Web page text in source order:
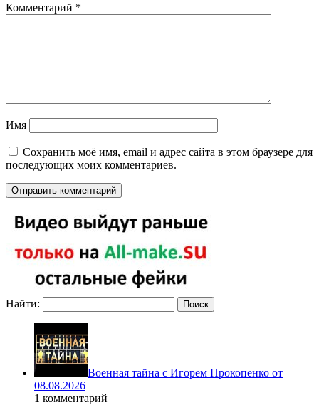
Комментарий *
Имя
Сохранить моё имя, email и адрес сайта в этом браузере для
последующих моих комментариев.
Найти:
Военная тайна с Игорем Прокопенко от
08.08.2026
1 комментарий